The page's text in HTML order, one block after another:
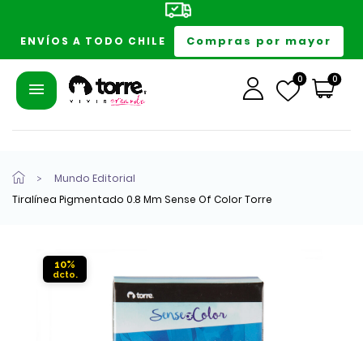
ENVÍOS A TODO CHILE Compras por mayor
0 0
Mundo Editorial
Tiralínea Pigmentado 0.8 Mm Sense Of Color Torre
10%